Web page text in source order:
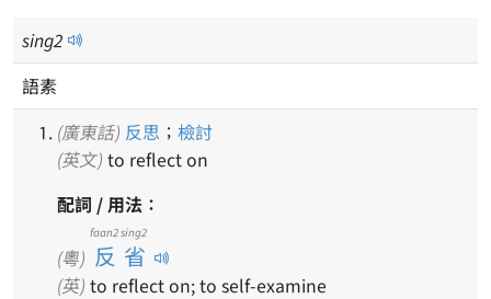
sing2
語素
(廣東話) 反思 ； 檢討
(英文) to reflect on
配詞 / 用法：
(粵) 反省
faan2 sing2
(英) to reflect on; to self-examine